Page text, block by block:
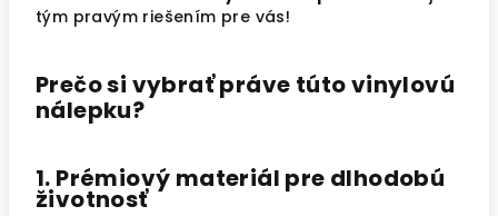
tým pravým riešením pre vás!
Prečo si vybrať práve túto vinylovú
nálepku?
1. Prémiový materiál pre dlhodobú
životnosť